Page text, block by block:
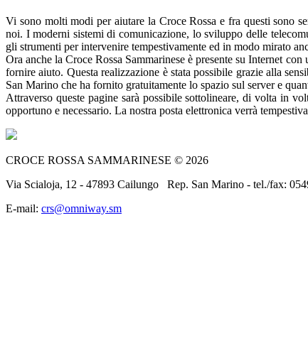
Vi sono molti modi per aiutare la Croce Rossa e fra questi sono
noi. I moderni sistemi di comunicazione, lo sviluppo delle
gli strumenti per intervenire tempestivamente ed in modo mirato
Ora anche la Croce Rossa Sammarinese è presente su Internet
fornire aiuto. Questa realizzazione è stata possibile grazie alla
San Marino che ha fornito gratuitamente lo spazio sul server e
Attraverso queste pagine sarà possibile sottolineare, di volta in
opportuno e necessario. La nostra posta elettronica verrà
CROCE ROSSA SAMMARINESE © 2026
Via Scialoja, 12 - 47893 Cailungo Rep. San Marino - tel./fax:
E-mail: crs@omniway.sm